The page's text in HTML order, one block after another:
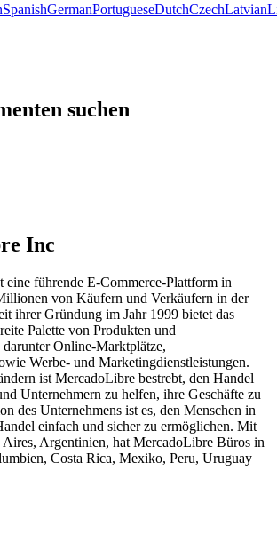
SpanishGermanPortugueseDutchCzechLatvian
suchen
Inc
führende E-Commerce-Plattform in
von Käufern und Verkäufern in der
ihrer Gründung im Jahr 1999 bietet das
Palette von Produkten und
Online-Marktplätze,
Werbe- und Marketingdienstleistungen.
ist MercadoLibre bestrebt, den Handel
Unternehmern zu helfen, ihre Geschäfte zu
des Unternehmens ist es, den Menschen in
einfach und sicher zu ermöglichen. Mit
Argentinien, hat MercadoLibre Büros in
Costa Rica, Mexiko, Peru, Uruguay